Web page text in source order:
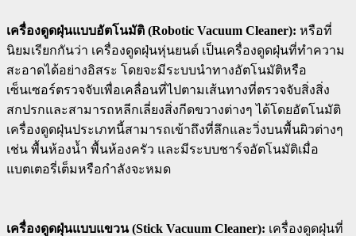
เครื่องดูดฝุ่นแบบอัตโนมัติ (Robotic Vacuum Cleaner): หรือที่
นิยมเรียกกันว่า เครื่องดูดฝุ่นหุ่นยนต์ เป็นเครื่องดูดฝุ่นที่ทำความ
สะอาดได้อย่างอิสระ โดยจะมีระบบนำทางอัตโนมัติหรือ
เซ็นเซอร์ตรวจจับเพื่อเคลื่อนที่ไปตามเส้นทางที่ตรวจจับสิ่งสิ่ง
สกปรกและสามารถหลีกเลี่ยงสิ่งกีดขวางต่างๆ ได้โดยอัตโนมัติ
เครื่องดูดฝุ่นประเภทนี้สามารถเข้าถึงที่ลึกและวิ่งบนพื้นผิวต่างๆ
เช่น พื้นห้องน้ำ พื้นห้องครัว และมีระบบชาร์จอัตโนมัติเมื่อ
แบตเตอรี่เต็มหรือกำลังจะหมด
เครื่องดูดฝุ่นแบบแขวน (Stick Vacuum Cleaner): เครื่องดูดฝุ่นที่